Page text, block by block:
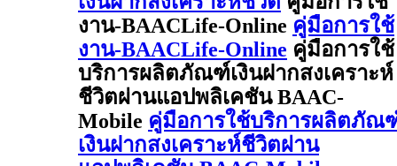
งาน-BAACLife-Online คู่มือการใช้
งาน-BAACLife-Online คู่มือการใช้
บริการผลิตภัณฑ์เงินฝากสงเคราะห์
ชีวิตผ่านแอปพลิเคชัน BAAC-
Mobile คู่มือการใช้บริการผลิตภัณ
เงินฝากสงเคราะห์ชีวิตผ่าน